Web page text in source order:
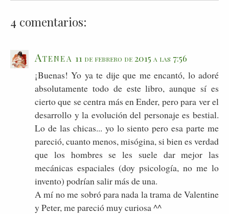
4 comentarios:
Atenea 11 de febrero de 2015 a las 7:56
¡Buenas! Yo ya te dije que me encantó, lo adoré
absolutamente todo de este libro, aunque sí es
cierto que se centra más en Ender, pero para ver el
desarrollo y la evolución del personaje es bestial.
Lo de las chicas... yo lo siento pero esa parte me
pareció, cuanto menos, misógina, si bien es verdad
que los hombres se les suele dar mejor las
mecánicas espaciales (doy psicología, no me lo
invento) podrían salir más de una.
A mí no me sobró para nada la trama de Valentine
y Peter, me pareció muy curiosa ^^